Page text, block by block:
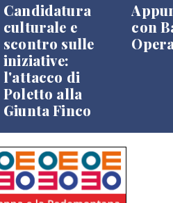
Candidatura
culturale e
scontro sulle
iniziative:
l'attacco di
Poletto alla
Giunta Finco
con